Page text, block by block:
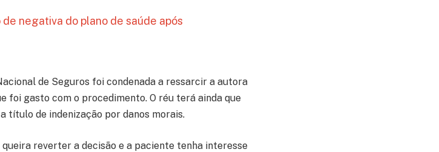
de negativa do plano de saúde após
de Seguros foi condenada a ressarcir a autora
foi gasto com o procedimento. O réu terá ainda que
título de indenização por danos morais.
reverter a decisão e a paciente tenha interesse